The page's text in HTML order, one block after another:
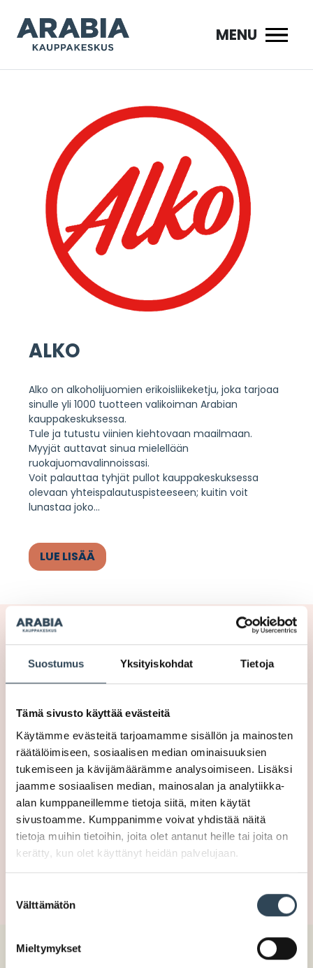
Suostumus Yksityiskohdat Tietoja
Tämä sivusto käyttää evästeitä
Käytämme evästeitä tarjoamamme sisällön ja mainosten
räätälöimiseen, sosiaalisen median ominaisuuksien
tukemiseen ja kävijämäärämme analysoimiseen. Lisäksi
jaamme sosiaalisen median, mainosalan ja analytiikka-
alan kumppaneillemme tietoja siitä, miten käytät
sivustoamme. Kumppanimme voivat yhdistää näitä
tietoja muihin tietoihin, joita olet antanut heille tai joita on
kerätty, kun olet käyttänyt heidän palvelujaan.
valinta
Välttämätön
Mieltymykset
sisältöön
MENU
ALKO
Alko on alkoholijuomien erikoisliikeketju, joka tarjoaa
sinulle yli 1000 tuotteen valikoiman Arabian
kauppakeskuksessa.
Tule ja tutustu viinien kiehtovaan maailmaan.
Myyjät auttavat sinua mielellään
ruokajuomavalinnoissasi.
Voit palauttaa tyhjät pullot kauppakeskuksessa
olevaan yhteispalautuspisteeseen; kuitin voit
lunastaa joko...
AUKIOLOAJAT
Ma-Pe
9-21
Su
Suljettu
PUHELIN
020692771
KOTISIVUT
SIIRRY